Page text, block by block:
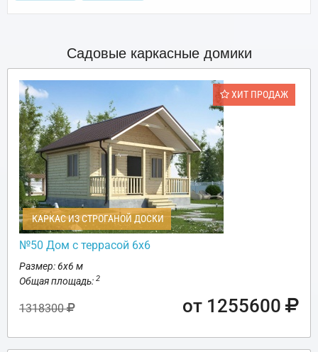
Садовые каркасные домики
ХИТ ПРОДАЖ
КАРКАС ИЗ СТРОГАНОЙ ДОСКИ
№50 Дом с террасой 6х6
Размер: 6х6 м
Общая площадь: 2
1318300 от 1255600